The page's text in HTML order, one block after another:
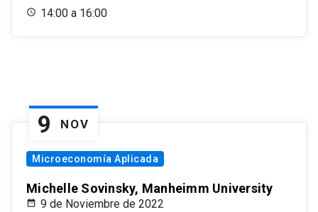
14:00 a 16:00
9 NOV
Microeconomía Aplicada
Michelle Sovinsky, Manheimm University
9 de Noviembre de 2022